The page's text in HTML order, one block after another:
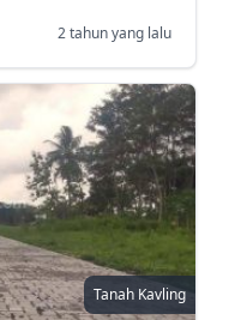
2 tahun yang lalu
Tanah Kavling